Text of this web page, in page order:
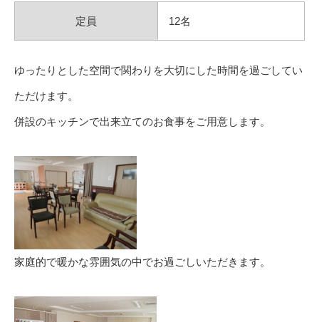
定員 12名
ゆったりとした空間で関わりを大切にした時間を過ごしてい
ただけます。
併設のキッチンで出来立てのお食事をご用意します。
家庭的で暖かな雰囲気の中でお過ごしいただきます。